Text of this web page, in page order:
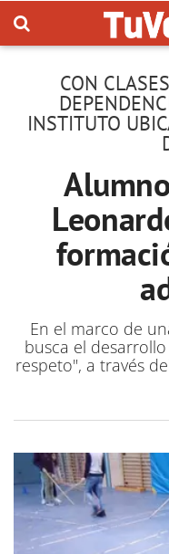
CON
INSTITUTO
En el marco de
busca el
respeto", a través